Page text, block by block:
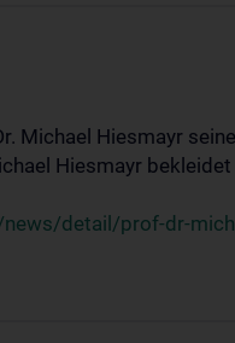
Michael Hiesmayr
Hiesmayr
detail/prof-dr-